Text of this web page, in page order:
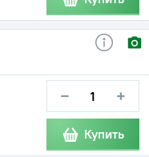
− +
Купить